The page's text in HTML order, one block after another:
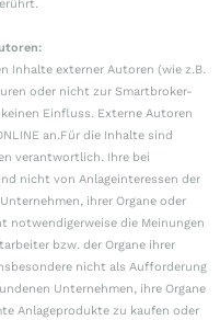
Inhalte externer Autoren (wie z.B.
oder nicht zur Smartbroker-
Einfluss. Externe Autoren
an.Für die Inhalte sind
verantwortlich. Ihre bei
nicht von Anlageinteressen der
ihrer Organe oder
notwendigerweise die Meinungen
bzw. der Organe ihrer
nicht als Aufforderung
Unternehmen, ihre Organe
Anlageprodukte zu kaufen oder